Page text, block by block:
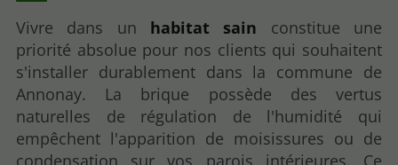
Vivre dans un habitat sain constitue une
priorité absolue pour nos clients qui souhaitent
s'installer durablement dans la commune de
Annonay. La brique possède des vertus
naturelles de régulation de l'humidité qui
empêchent l'apparition de moisissures ou de